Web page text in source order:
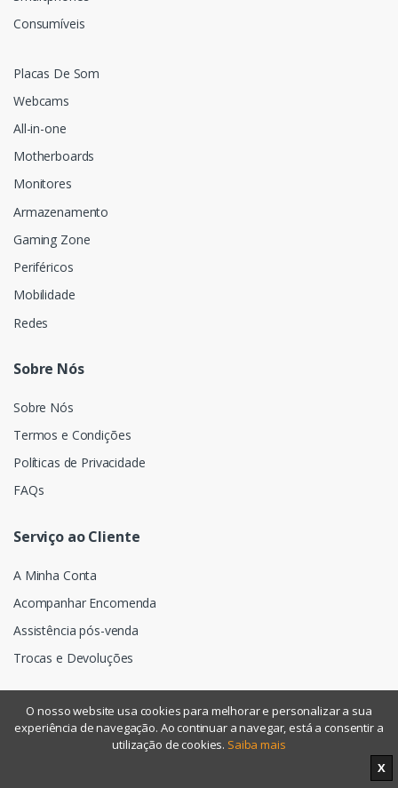
Consumíveis
Placas De Som
Webcams
All-in-one
Motherboards
Monitores
Armazenamento
Gaming Zone
Periféricos
Mobilidade
Redes
Sobre Nós
Sobre Nós
Termos e Condições
Políticas de Privacidade
FAQs
Serviço ao Cliente
A Minha Conta
Acompanhar Encomenda
Assistência pós-venda
Trocas e Devoluções
©Assismática- Todos os direitos reservados
O nosso website usa cookies para melhorar e personalizar a sua
experiência de navegação. Ao continuar a navegar, está a consentir a
utilização de cookies. Saiba mais
X